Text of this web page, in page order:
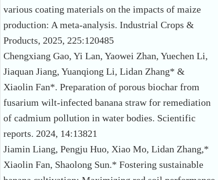
various coating materials on the impacts of maize
production: A meta-analysis. Industrial Crops &
Products, 2025, 225:120485
Chengxiang Gao, Yi Lan, Yaowei Zhan, Yuechen Li,
Jiaquan Jiang, Yuanqiong Li, Lidan Zhang* &
Xiaolin Fan*. Preparation of porous biochar from
fusarium wilt‑infected banana straw for remediation
of cadmium pollution in water bodies. Scientific
reports. 2024, 14:13821
Jiamin Liang, Pengju Huo, Xiao Mo, Lidan Zhang,*
Xiaolin Fan, Shaolong Sun.* Fostering sustainable